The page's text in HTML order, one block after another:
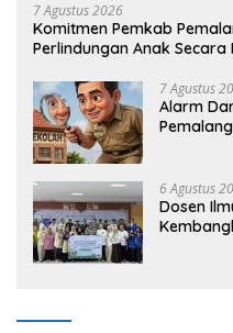
7 Agustus 2026
Komitmen Pemkab
Perlindungan Anak
7 Agustus
Alarm
6 Agustus
Dosen